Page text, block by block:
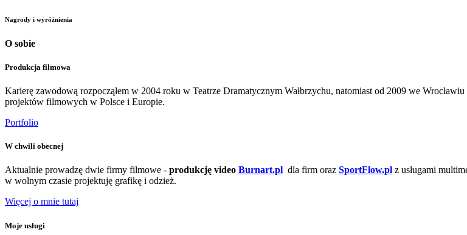
Nagrody i wyróżnienia
O sobie
Produkcja filmowa
Karierę zawodową rozpocząłem w 2004 roku w Teatrze Dramatycznym Wałbrzychu, natomiast od 2009 we
projektów filmowych w Polsce i Europie.
Portfolio
W chwili obecnej
Aktualnie prowadzę dwie firmy filmowe - produkcję video Burnart.pl dla firm oraz SportFlow.pl z usługami
w wolnym czasie projektuję grafikę i odzież.
Więcej o mnie tutaj
Moje usługi